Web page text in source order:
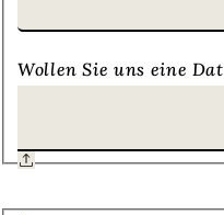
Wollen Sie uns eine